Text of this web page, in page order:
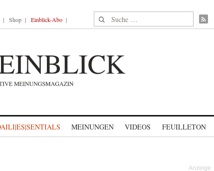
Shop Einblick-Abo Suche nach:
MEINUNGEN VIDEOS FEUILLETON